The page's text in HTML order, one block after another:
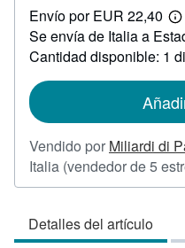
33,04
Envío por EUR 22,40
Se envía de Italia a
Cantidad disponible: 1
Vendido por Miliardi di
Italia (vendedor de 5
Detalles del artículo